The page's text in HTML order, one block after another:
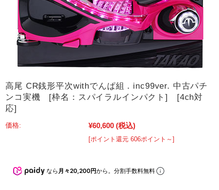
高尾 CR銭形平次withでんぱ組．inc99ver. 中古パチ
ンコ実機 [枠名：スパイラルインパクト] [4ch対
応]
価格: ¥60,600 (税込)
[ポイント還元 606ポイント～]
なら 月々20,200円から。分割手数料無料